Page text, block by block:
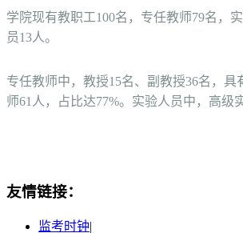
学院现有教职工100名，专任教师79名，
员13人。
专任教师中，教授15名、副教授36名，具
师61人，占比达77%。实验人员中，高级
友情链接：
监考时钟